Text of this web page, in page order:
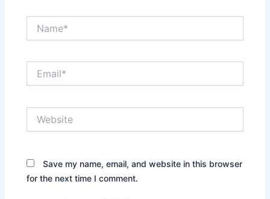
Save my name, email, and website in this browser
for the next time I comment.